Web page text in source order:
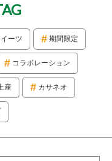
ーツ 期間限定
コラボレーション
産 カサネオ